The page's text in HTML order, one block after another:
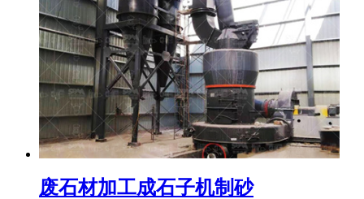
废石材加工成石子机制砂